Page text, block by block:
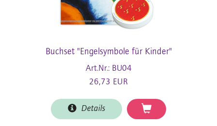
Buchset "Engelsymbole für Kinder"
Art.Nr.: BU04
26,73 EUR
Details